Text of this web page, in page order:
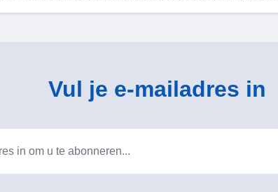
Vul je e-mailadres in